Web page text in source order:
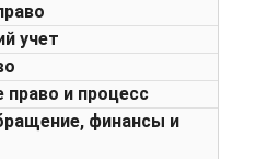
учет
право и процесс
финансы и